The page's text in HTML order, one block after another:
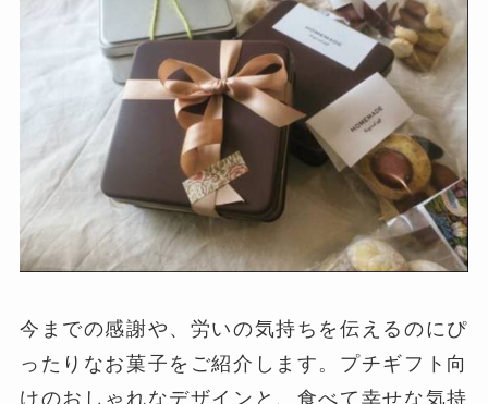
今までの感謝や、労いの気持ちを伝えるのにぴ
ったりなお菓子をご紹介します。プチギフト向
けのおしゃれなデザインと、食べて幸せな気持